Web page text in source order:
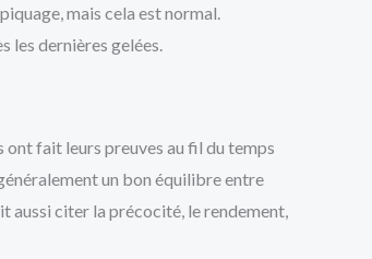
mais cela est normal.
les dernières gelées.
ont fait leurs preuves au fil du temps
un bon équilibre entre
aussi citer la précocité, le rendement,